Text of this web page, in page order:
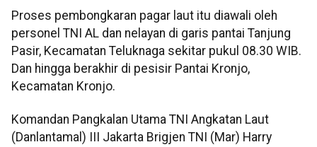
Proses pembongkaran pagar laut itu diawali oleh
personel TNI AL dan nelayan di garis pantai Tanjung
Pasir, Kecamatan Teluknaga sekitar pukul 08.30 WIB.
Dan hingga berakhir di pesisir Pantai Kronjo,
Kecamatan Kronjo.
Komandan Pangkalan Utama TNI Angkatan Laut
(Danlantamal) III Jakarta Brigjen TNI (Mar) Harry